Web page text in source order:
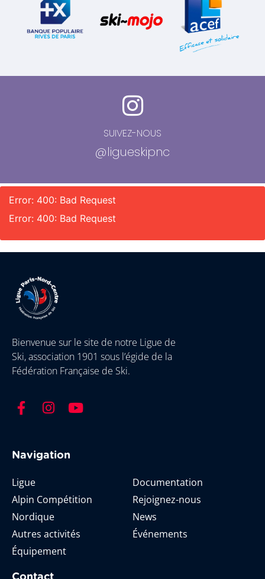
SUIVEZ-NOUS
@ligueskipnc
Error: 400: Bad Request
Error: 400: Bad Request
Bienvenue sur le site de notre Ligue de
Ski, association 1901 sous l’égide de la
Fédération Française de Ski.
Navigation
Ligue
Alpin Compétition
Nordique
Autres activités
Équipement
Documentation
Rejoignez-nous
News
Événements